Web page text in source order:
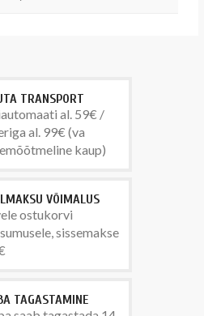
TRANSPORT
al. 59€ /
al. 99€ (va
kaup)
VÕIMALUS
ostukorvi
sissemakse
TAGASTAMINE